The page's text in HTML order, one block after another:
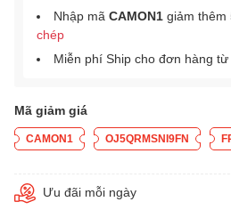
Nhập mã CAMON1 giảm thêm
chép
Miễn phí Ship cho đơn hàng
Mã giảm giá
CAMON1 OJ5QRMSNI9FN
Ưu đãi mỗi ngày